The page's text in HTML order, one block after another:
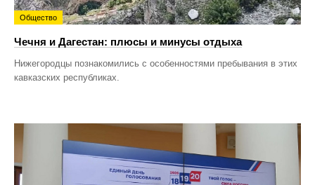
Общество
Чечня и Дагестан: плюсы и минусы отдыха
Нижегородцы познакомились с особенностями пребывания в этих
кавказских республиках.